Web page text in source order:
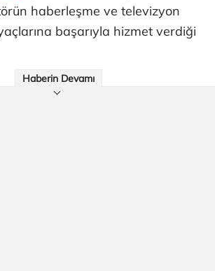
haberleşme ve televizyon
başarıyla hizmet verdiği
Haberin Devamı